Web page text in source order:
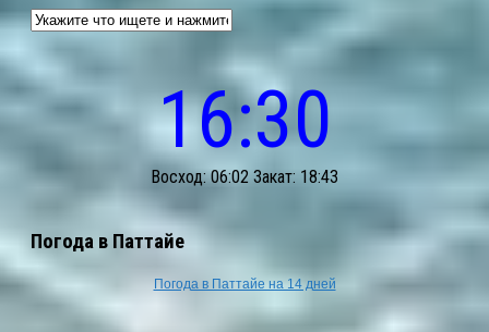
16:30
Восход: 06:02 Закат: 18:43
Погода в Паттайе
Погода в Паттайе на 14 дней